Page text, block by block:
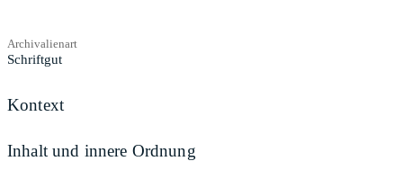
Archivalienart
Schriftgut
Kontext
Inhalt und innere Ordnung